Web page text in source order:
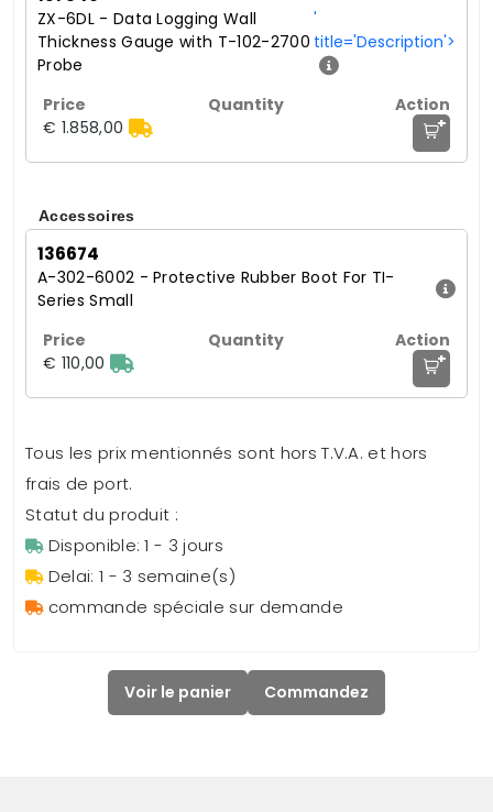
ZX-6DL - Data Logging Wall
Thickness Gauge with T-102-2700
Probe
'
title='Description'>
€ 1.858,00 +
Accessoires
136674
A-302-6002 - Protective Rubber Boot For TI-
Series Small
€ 110,00 +
Tous les prix mentionnés sont hors T.V.A. et hors
frais de port.
Statut du produit :
Disponible: 1 - 3 jours
Delai: 1 - 3 semaine(s)
commande spéciale sur demande
Voir le panier Commandez